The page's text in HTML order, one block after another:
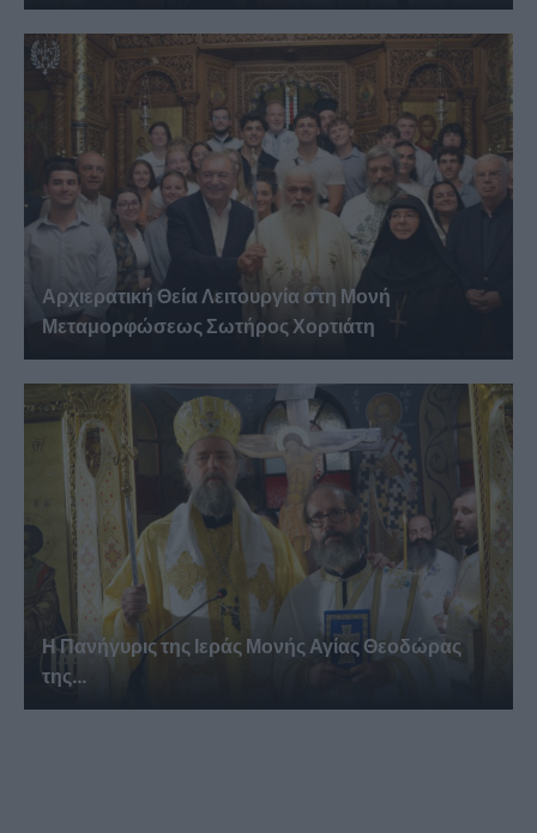
Αρχιερατική Θεία Λειτουργία στη Μονή
Μεταμορφώσεως Σωτήρος Χορτιάτη
Η Πανήγυρις της Ιεράς Μονής Αγίας Θεοδώρας
της...